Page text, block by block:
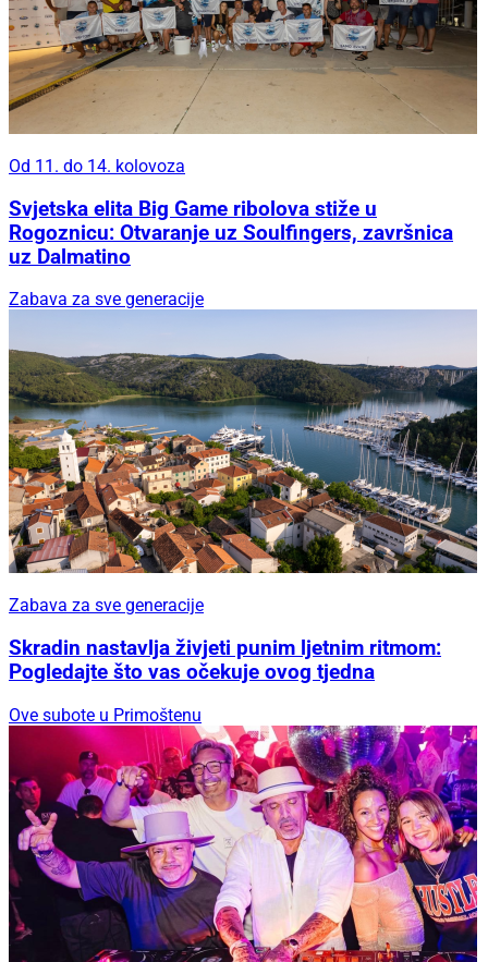
Od 11. do 14. kolovoza
Svjetska elita Big Game ribolova stiže u
Rogoznicu: Otvaranje uz Soulfingers, završnica
uz Dalmatino
Zabava za sve generacije
Zabava za sve generacije
Skradin nastavlja živjeti punim ljetnim ritmom:
Pogledajte što vas očekuje ovog tjedna
Ove subote u Primoštenu